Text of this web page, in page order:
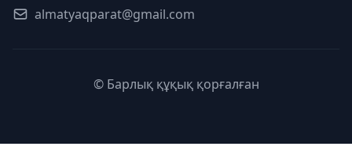
almatyaqparat@gmail.com
© Барлық құқық қорғалған